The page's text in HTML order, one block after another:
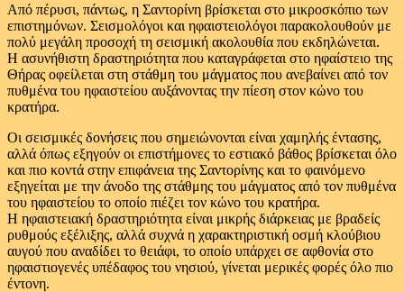
Από πέρυσι, πάντως, η Σαντορίνη βρίσκεται στο μικροσκόπιο των
επιστημόνων. Σεισμολόγοι και ηφαιστειολόγοι παρακολουθούν με
πολύ μεγάλη προσοχή τη σεισμική ακολουθία που εκδηλώνεται.
Η ασυνήθιστη δραστηριότητα που καταγράφεται στο ηφαίστειο της
Θήρας οφείλεται στη στάθμη του μάγματος που ανεβαίνει από τον
πυθμένα του ηφαιστείου αυξάνοντας την πίεση στον κώνο του
κρατήρα.
Οι σεισμικές δονήσεις που σημειώνονται είναι χαμηλής έντασης,
αλλά όπως εξηγούν οι επιστήμονες το εστιακό βάθος βρίσκεται όλο
και πιο κοντά στην επιφάνεια της Σαντορίνης και το φαινόμενο
εξηγείται με την άνοδο της στάθμης του μάγματος από τον πυθμένα
του ηφαιστείου το οποίο πιέζει τον κώνο του κρατήρα.
Η ηφαιστειακή δραστηριότητα είναι μικρής διάρκειας με βραδείς
ρυθμούς εξέλιξης, αλλά συχνά η χαρακτηριστική οσμή κλούβιου
αυγού που αναδίδει το θειάφι, το οποίο υπάρχει σε αφθονία στο
ηφαιστιογενές υπέδαφος του νησιού, γίνεται μερικές φορές όλο πιο
έντονη.